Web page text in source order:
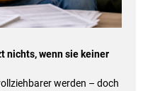
nichts, wenn sie keiner
werden – doch